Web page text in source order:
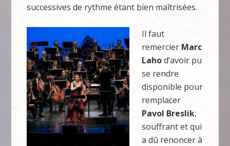
successives de rythme étant bien maîtrisées.
Il faut
remercierMarc
Lahod’avoir pu
se rendre
disponible pour
remplacer
Pavol Breslik,
souffrant et qui
a dû renoncer à